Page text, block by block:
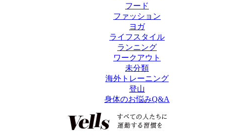
フード
ファッション
ヨガ
ライフスタイル
ランニング
ワークアウト
未分類
海外トレーニング
登山
身体のお悩みQ&A